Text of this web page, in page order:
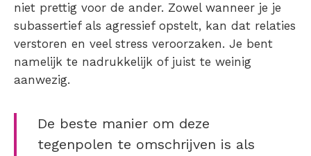
niet prettig voor de ander. Zowel wanneer je je
subassertief als agressief opstelt, kan dat relaties
verstoren en veel stress veroorzaken. Je bent
namelijk te nadrukkelijk of juist te weinig
aanwezig.
De beste manier om deze
tegenpolen te omschrijven is als